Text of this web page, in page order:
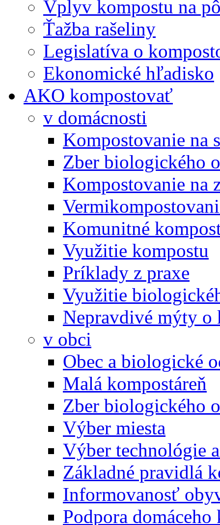
Vplyv kompostu na
Ťažba rašeliny
Legislatíva o
Ekonomické hľadisko
AKO kompostovať
v domácnosti
Kompostovanie na
Zber biologického
Kompostovanie na
Komunitné
Využitie kompostu
Príklady z praxe
Využitie
Nepravdivé mýty o
v obci
Obec a biologické
Malá kompostáreň
Zber biologického
Výber miesta
Výber technológie
Základné pravidlá
Informovanosť
Podpora